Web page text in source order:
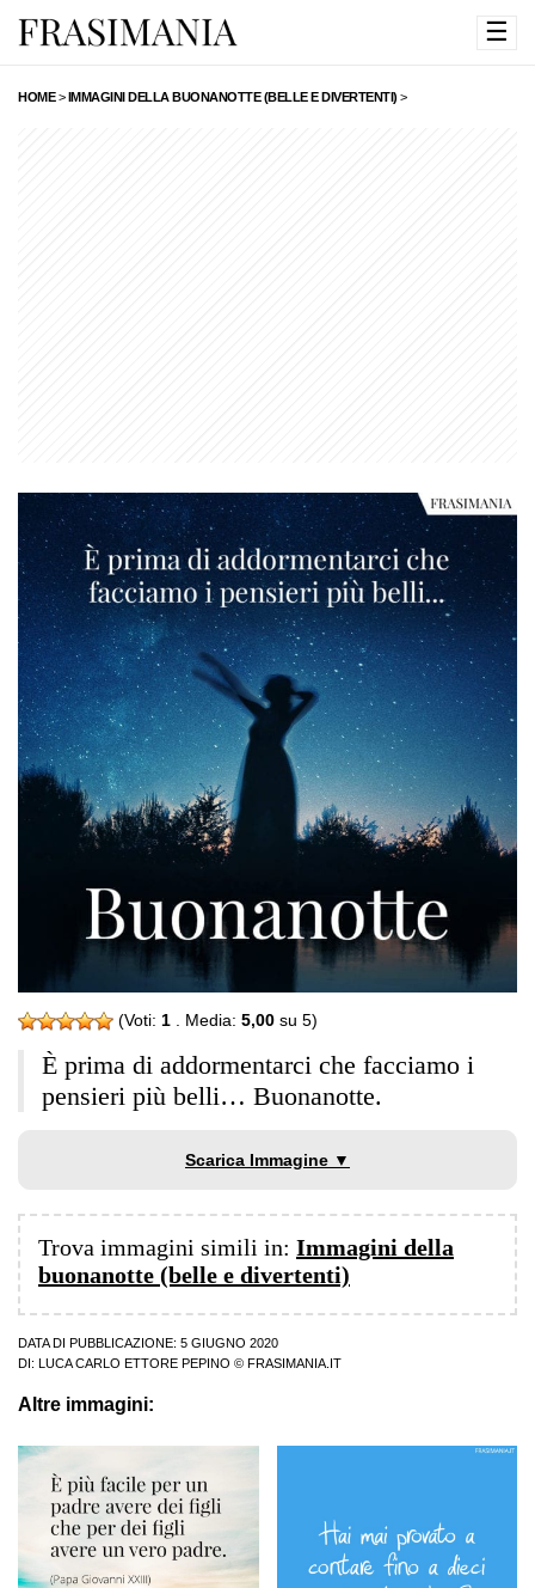
☰
HOME>IMMAGINI DELLA BUONANOTTE (BELLE E DIVERTENTI) >
(Voti: 1 . Media: 5,00 su 5)
È prima di addormentarci che facciamo i
pensieri più belli… Buonanotte.
Scarica Immagine ▼
Trova immagini simili in: Immagini della
buonanotte (belle e divertenti)
DATA DI PUBBLICAZIONE: 5 GIUGNO 2020
DI:
LUCA CARLO ETTORE PEPINO © FRASIMANIA.IT
Altre immagini: